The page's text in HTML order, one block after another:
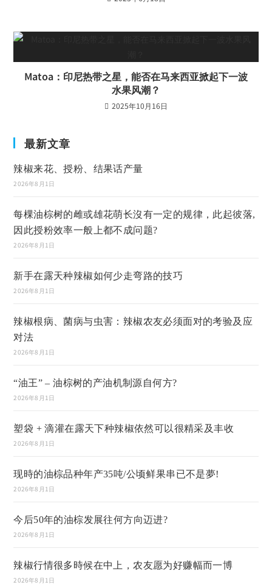
Matoa：印尼热带之星，能否在马来西亚掀起下一波
水果风潮？
2025年10月16日
最新文章
辣椒来花、授粉、结果话产量
2026年8月1日
每棵油棕树的雌或雄花萌长沒有一定的规律，此起彼落,
因此授粉效率一般上都不成问题?
2026年8月1日
新手在露天种辣椒如何少走弯路的技巧
2026年8月1日
辣椒根病、菌病与虫害：辣椒农友必须面对的考验及应
对法
2026年8月1日
“油王” – 油棕树的产油机制源自何方?
2026年8月1日
塑袋 + 滴灌在露天下种辣椒依然可以很精采及丰收
2026年8月1日
现時的油棕品种年产35吨/公顷鲜果串已不是夢!
2026年8月1日
今后50年的油棕发展往何方向迈进?
2026年8月1日
辣椒行情很多時候在中上，农友愿为好赚幅而一博
2026年8月1日